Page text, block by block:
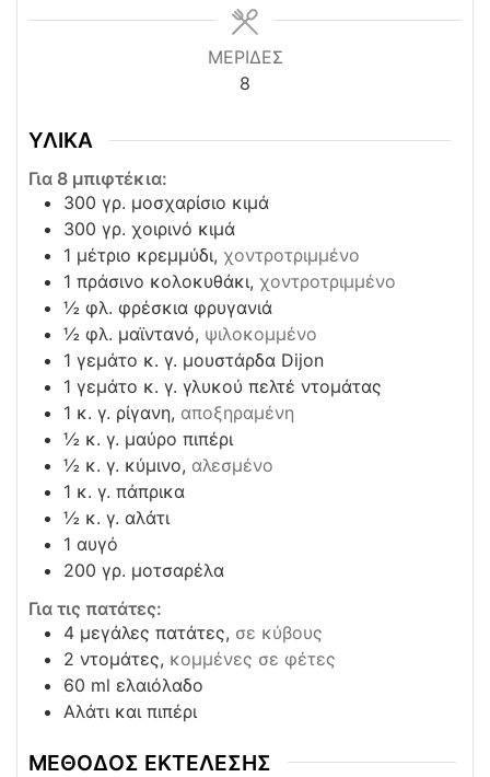
ΜΕΡΙΔΕΣ
8
ΥΛΙΚΑ
Για 8 μπιφτέκια:
300 γρ. μοσχαρίσιο κιμά
300 γρ. χοιρινό κιμά
1 μέτριο κρεμμύδι, χοντροτριμμένο
1 πράσινο κολοκυθάκι, χοντροτριμμένο
½ φλ. φρέσκια φρυγανιά
½ φλ. μαϊντανό, ψιλοκομμένο
1 γεμάτο κ. γ. μουστάρδα Dijon
1 γεμάτο κ. γ. γλυκού πελτέ ντομάτας
1 κ. γ. ρίγανη, αποξηραμένη
½ κ. γ. μαύρο πιπέρι
½ κ. γ. κύμινο, αλεσμένο
1 κ. γ. πάπρικα
½ κ. γ. αλάτι
1 αυγό
200 γρ. μοτσαρέλα
Για τις πατάτες:
4 μεγάλες πατάτες, σε κύβους
2 ντομάτες, κομμένες σε φέτες
60 ml ελαιόλαδο
Αλάτι και πιπέρι
ΜΕΘΟΔΟΣ ΕΚΤΕΛΕΣΗΣ